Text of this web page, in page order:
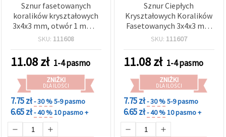
Sznur fasetowanych
koralików kryształowych
3x4x3 mm, otwór 1 mm –
delikatne transparentne
z połyskującą powłoką AB,
mix ~130 szt.
SKU: 111608
11.08zł 1-4 pasmo
ZNIŻKI
DLA ILOŚCI
7.75 zł- 30 %5-9 pasmo
6.65 zł- 40 %10 pasmo +
Sznur Ciepłych
Kryształowych Koralików
Fasetowanych 3x4x3 mm
Otwór 1 mm –
Rainbow z Połyskiem
Powłoki AB ~130 szt.
SKU: 111607
11.08zł 1-4 pasmo
ZNIŻKI
DLA ILOŚCI
7.75 zł- 30 %5-9 pasmo
6.65 zł- 40 %10 pasmo +